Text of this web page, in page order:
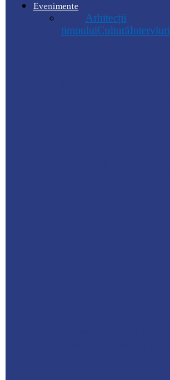
Evenimente
Arhitecții
timpuluiCulturăInterviuri